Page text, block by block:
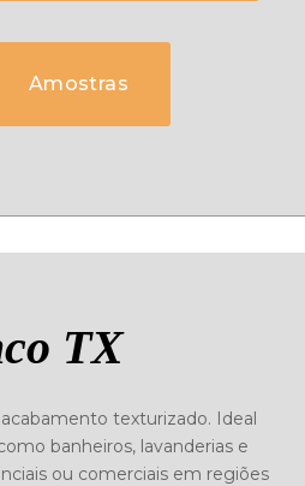
Amostras
TX
texturizado. Ideal
banheiros, lavanderias e
ou comerciais em regiões